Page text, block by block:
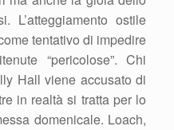
L’atteggiamento ostile
tentativo di impedire
“pericolose”. Chi
Hall viene accusato di
in realtà si tratta per lo
domenicale. Loach,